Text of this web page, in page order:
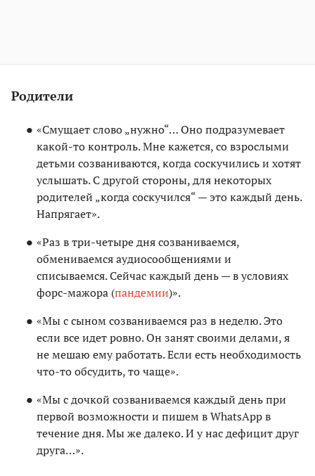
Родители
«Смущает слово „нужно“… Оно подразумевает
какой-то контроль. Мне кажется, со взрослыми
детьми созваниваются, когда соскучились и хотят
услышать. С другой стороны, для некоторых
родителей „когда соскучился“ — это каждый день.
Напрягает».
«Раз в три-четыре дня созваниваемся,
обмениваемся аудиосообщениями и
списываемся. Сейчас каждый день — в условиях
форс-мажора (пандемии)».
«Мы с сыном созваниваемся раз в неделю. Это
если все идет ровно. Он занят своими делами, я
не мешаю ему работать. Если есть необходимость
что-то обсудить, то чаще».
«Мы с дочкой созваниваемся каждый день при
первой возможности и пишем в WhatsApp в
течение дня. Мы же далеко. И у нас дефицит друг
друга…».